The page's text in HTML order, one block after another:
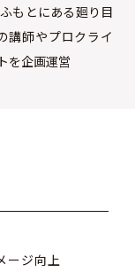
もとにある廻り目
講師やプロクライ
を企画運営
ージ向上